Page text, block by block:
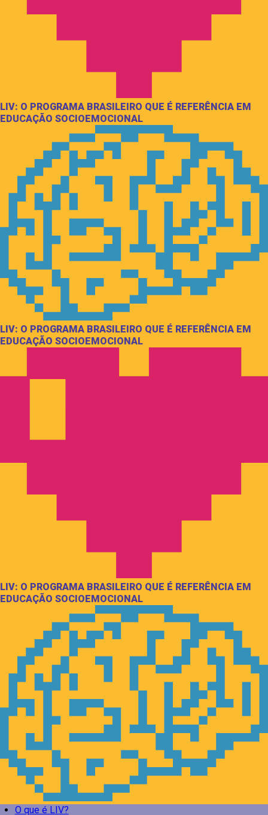
LIV: O PROGRAMA BRASILEIRO QUE É REFERÊNCIA EM
EDUCAÇÃO SOCIOEMOCIONAL
LIV: O PROGRAMA BRASILEIRO QUE É REFERÊNCIA EM
EDUCAÇÃO SOCIOEMOCIONAL
LIV: O PROGRAMA BRASILEIRO QUE É REFERÊNCIA EM
EDUCAÇÃO SOCIOEMOCIONAL
O que é LIV?